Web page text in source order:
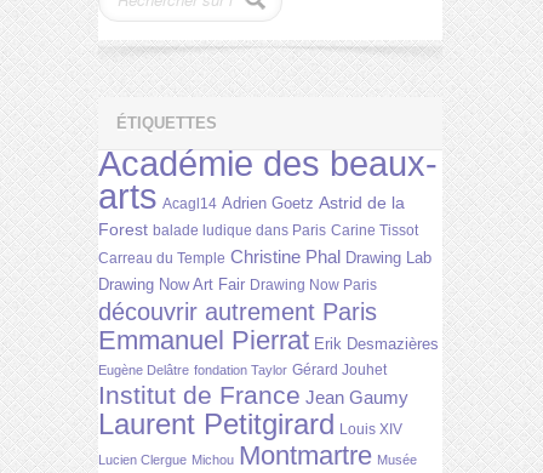
ÉTIQUETTES
Académie des beaux-
arts Acagl14 Adrien Goetz Astrid de la
Forest balade ludique dans Paris Carine Tissot
Carreau du Temple Christine Phal Drawing Lab
Drawing Now Art Fair Drawing Now Paris
découvrir autrement Paris
Emmanuel Pierrat Erik Desmazières
Eugène Delâtre fondation Taylor Gérard Jouhet
Institut de France Jean Gaumy
Laurent Petitgirard Louis XIV
Lucien Clergue Michou Montmartre Musée